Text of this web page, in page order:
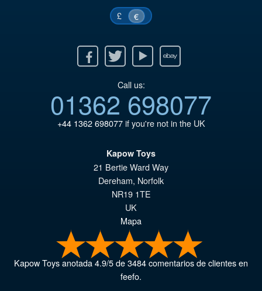
£ €
Twitter Youtube Ebay
Call us:
01362 698077
+44 1362 698077if you're not in the UK
Kapow Toys
21 Bertie Ward Way
Dereham, Norfolk
NR19 1TE
UK
Mapa
Kapow Toysanotada4.9/5de3484comentarios de clientes en
feefo.